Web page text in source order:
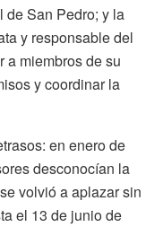
de San Pedro; y la
y responsable del
a miembros de su
y coordinar la
en enero de
desconocían la
volvió a aplazar sin
el 13 de junio de